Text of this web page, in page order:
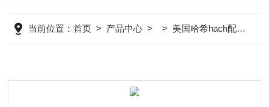
当前位置：首页 > 产品中心 > > 美国哈希hach配件